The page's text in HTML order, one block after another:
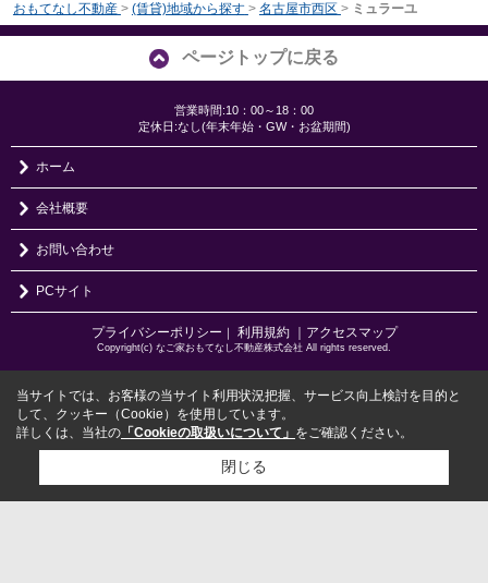
おもてなし不動産 > (賃貸)地域から探す > 名古屋市西区 > ミュラーユ
ページトップに戻る
営業時間:10：00～18：00
定休日:なし(年末年始・GW・お盆期間)
ホーム
会社概要
お問い合わせ
PCサイト
プライバシーポリシー 利用規約 ｜アクセスマップ
Copyright(c) なご家おもてなし不動産株式会社 All rights reserved.
当サイトでは、お客様の当サイト利用状況把握、サービス向上検討を目的と
して、クッキー（Cookie）を使用しています。
詳しくは、当社の 「Cookieの取扱いについて」 をご確認ください。
閉じる